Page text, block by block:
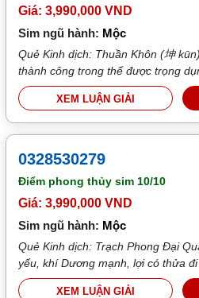
Giá: 3,990,000 VND
Sim ngũ hành: Mộc
Quẻ Kinh dịch: Thuần Khôn (坤
thành công trong thế được trọng
XEM LUẬN GIẢI
0328530279
Điểm phong thủy sim 10/10
Giá: 3,990,000 VND
Sim ngũ hành: Mộc
Quẻ Kinh dịch: Trạch Phong Đại
yếu, khí Dương mạnh, lợi có thửa
XEM LUẬN GIẢI